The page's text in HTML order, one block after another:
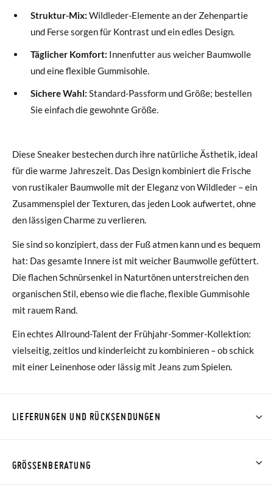
Struktur-Mix: Wildleder-Elemente an der Zehenpartie
und Ferse sorgen für Kontrast und ein edles Design.
Täglicher Komfort: Innenfutter aus weicher Baumwolle
und eine flexible Gummisohle.
Sichere Wahl: Standard-Passform und Größe; bestellen
Sie einfach die gewohnte Größe.
Diese Sneaker bestechen durch ihre natürliche Ästhetik, ideal
für die warme Jahreszeit. Das Design kombiniert die Frische
von rustikaler Baumwolle mit der Eleganz von Wildleder – ein
Zusammenspiel der Texturen, das jeden Look aufwertet, ohne
den lässigen Charme zu verlieren.
Sie sind so konzipiert, dass der Fuß atmen kann und es bequem
hat: Das gesamte Innere ist mit weicher Baumwolle gefüttert.
Die flachen Schnürsenkel in Naturtönen unterstreichen den
organischen Stil, ebenso wie die flache, flexible Gummisohle
mit rauem Rand.
Ein echtes Allround-Talent der Frühjahr-Sommer-Kollektion:
vielseitig, zeitlos und kinderleicht zu kombinieren – ob schick
mit einer Leinenhose oder lässig mit Jeans zum Spielen.
LIEFERUNGEN UND RÜCKSENDUNGEN
Bestellungen unter 40 € kostet der Standardversand 4,95 €;
GRÖSSENBERATUNG